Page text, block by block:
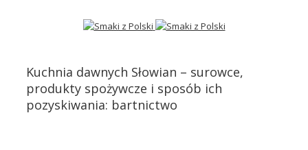
Kuchnia dawnych Słowian – surowce,
produkty spożywcze i sposób ich
pozyskiwania: bartnictwo